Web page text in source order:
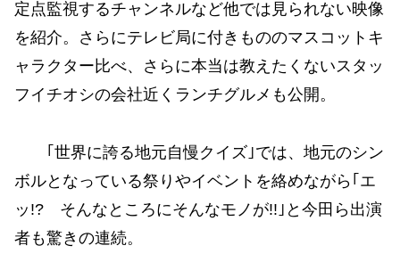
定点監視するチャンネルなど他では見られない映像
を紹介。さらにテレビ局に付きもののマスコットキ
ャラクター比べ、さらに本当は教えたくないスタッ
フイチオシの会社近くランチグルメも公開。
｢世界に誇る地元自慢クイズ｣では、地元のシン
ボルとなっている祭りやイベントを絡めながら｢エ
ッ!? そんなところにそんなモノが!!｣と今田ら出演
者も驚きの連続。